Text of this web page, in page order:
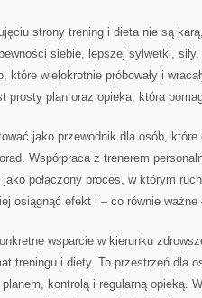
strony trening i dieta nie są
siebie, lepszej sylwetki,
które wielokrotnie próbowały i
prosty plan oraz opieka, która
jako przewodnik dla osób, które
Współpraca z trenerem
połączony proces, w którym
osiągnąć efekt i – co równie ważne
wsparcie w kierunku
treningu i diety. To przestrzeń dla
kontrolą i regularną opieką.